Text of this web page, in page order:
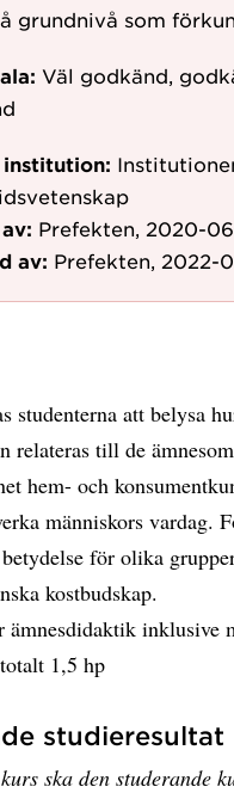
grundnivå som
Väl godkänd,
institution:
Prefekten, 2020-
av: Prefekten, 2022-
studenterna att belysa
relateras till de
hem- och
människors vardag.
för olika
kostbudskap.
ämnesdidaktik inklusive
1,5 hp
studieresultat
ska den studerande